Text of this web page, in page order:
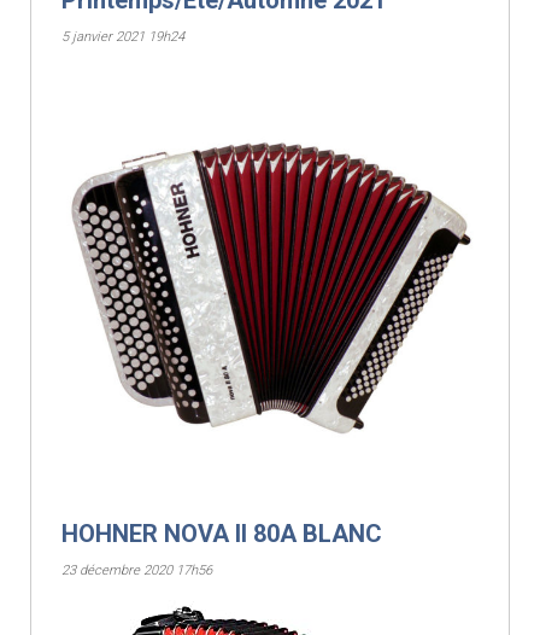
5 janvier 2021 19h24
HOHNER NOVA II 80A BLANC
23 décembre 2020 17h56